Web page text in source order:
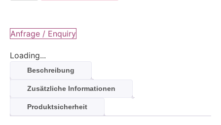
Anfrage / Enquiry
Loading...
Beschreibung
Zusätzliche Informationen
Produktsicherheit